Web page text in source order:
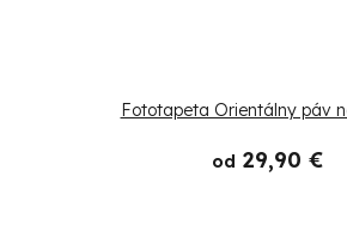
Fototapeta Orientálny páv
od 29,90 €